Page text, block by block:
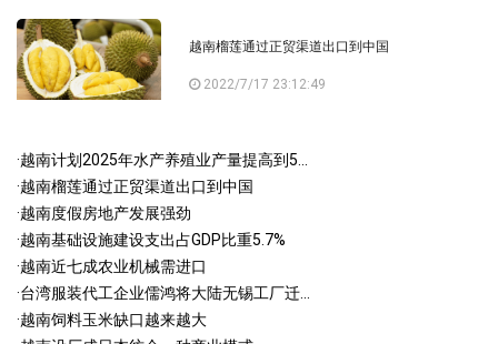
越南榴莲通过正贸渠道出口到中国
2022/7/17 23:12:49
·越南计划2025年水产养殖业产量提高到5...
·越南榴莲通过正贸渠道出口到中国
·越南度假房地产发展强劲
·越南基础设施建设支出占GDP比重5.7%
·越南近七成农业机械需进口
·台湾服装代工企业儒鸿将大陆无锡工厂迁...
·越南饲料玉米缺口越来越大